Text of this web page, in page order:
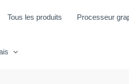
Tous les produits Processeur